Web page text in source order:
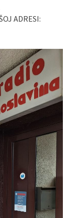
ADRESI: